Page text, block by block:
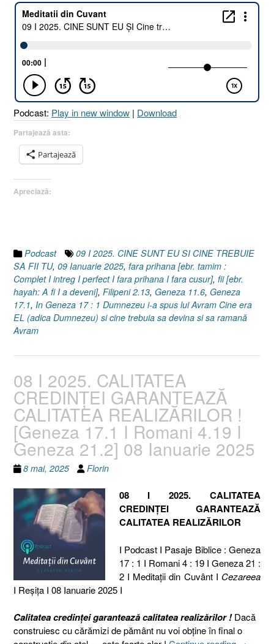
2025.
CINE
SUNT
trebuie
să
fii
2.13]
09
Ianuarie
2025”
Podcast: Play in new window | Download
Partajează asta:
Partajează
Apreciază:
Podcast
09 I 2025. CINE SUNT EU SI CINE TREBUIE
SA FII TU, 09 Ianuarie 2025, fara prihana [ebr. tamim :
Complet I intreg I perfect I fara prihana I fara cusur], fii [ebr.
hayah: A fi I a deveni], Filipeni 2.13, Geneza 11.6, Geneza
17.1, In Geneza 17 : 1 Dumnezeu i-a spus lui Avram Cine era
EL (adica Dumnezeu) si cine trebuia sa devina si sa ramană
Avram
08 I 2025. CALITATEA
CREDINȚEI GARANTEAZĂ
CALITATEA REALIZĂRILOR !
[Geneza 17.1 I Romani 4.19 I
Geneza 21.2] 08 Ianuarie 2025
8 mai, 2025 Florin
08 I 2025. CALITATEA
CREDINȚEI GARANTEAZĂ
CALITATEA REALIZĂRILOR
I Podcast I Pasaje Biblice : Geneza
17 : 1 I Romani 4 : 19 I Geneza 21 :
2 I Meditaţii din Cuvânt I Cezareea
I Reşiţa I 08 Ianuarie 2025 I
Calitatea credinței garantează calitatea realizărilor !Dacă
construiesc cu cărămizi de pământ nu voi obține în final o